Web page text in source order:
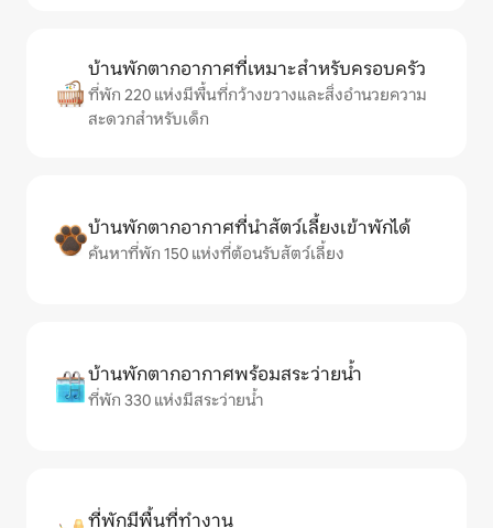
บ้านพักตากอากาศที่เหมาะสำหรับครอบครัว
ที่พัก 220 แห่งมีพื้นที่กว้างขวางและสิ่งอำนวยความ
สะดวกสำหรับเด็ก
บ้านพักตากอากาศที่นำสัตว์เลี้ยงเข้าพักได้
ค้นหาที่พัก 150 แห่งที่ต้อนรับสัตว์เลี้ยง
บ้านพักตากอากาศพร้อมสระว่ายน้ำ
ที่พัก 330 แห่งมีสระว่ายน้ำ
ที่พักมีพื้นที่ทำงาน